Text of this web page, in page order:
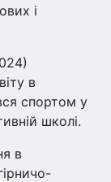
і
в
спортом у
школі.
в